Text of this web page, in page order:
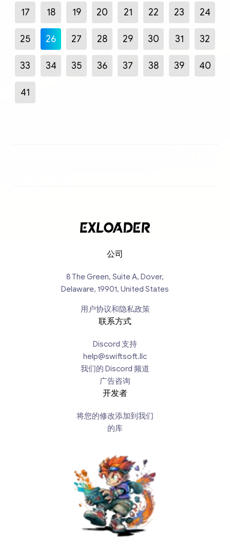
17 18 19 20 21 22 23 24
25 26 27 28 29 30 31 32
33 34 35 36 37 38 39 40
41
公司
8 The Green, Suite A, Dover,
Delaware, 19901, United States
用户协议和隐私政策
联系方式
Discord 支持
help@swiftsoft.llc
我们的 Discord 频道
广告咨询
开发者
将您的修改添加到我们
的库